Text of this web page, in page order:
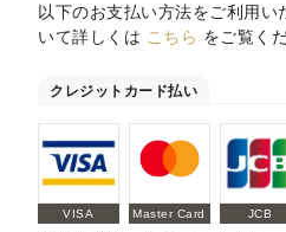
以下のお支払い方法をご利用い
いて詳しくは こちら をご覧く
クレジットカード払い
VISA Master Card JCB